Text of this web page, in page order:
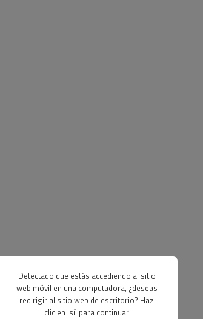
circonitas para mujer
Detectado que estás accediendo al sitio
web móvil en una computadora, ¿deseas
redirigir al sitio web de escritorio? Haz
clic en 'sí' para continuar